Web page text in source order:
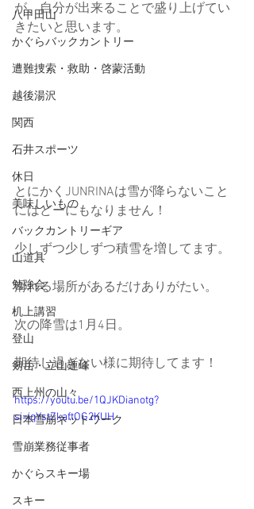
八甲田山
かぐらバックカントリー
遭難捜索・救助・啓蒙活動
越後湯沢
関西
石井スポーツ
休日
美味しいもの
バックカントリーギア
山道具
勉強会
机上講習
登山
剱岳・立山連峰
西上州の山々
日本雪崩ネットワーク
雪崩業務従事者
かぐらスキー場
スキー
が、自分が出来ることで盛り上げてい
きたいと思います。
とにかくJUNRINAは雪が降らないこと
にはどーにもなりません！
少しずつ少しずつ積雪を増してます。
滑れる場所があるだけありがたい。
次の降雪は1月4日。
期待し過ぎない様に期待してます！
https://youtu.be/1QJKDianotg?
si=iqYstZkaftOG2KUH